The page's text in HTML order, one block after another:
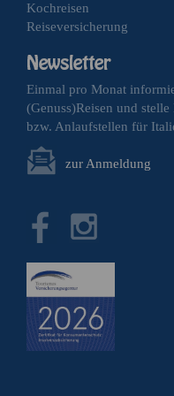
Kochreisen
Reiseversicherung
Einmal pro Monat
(Genuss)Reisen und
bzw. Anlaufstellen für
zur Anmeldung